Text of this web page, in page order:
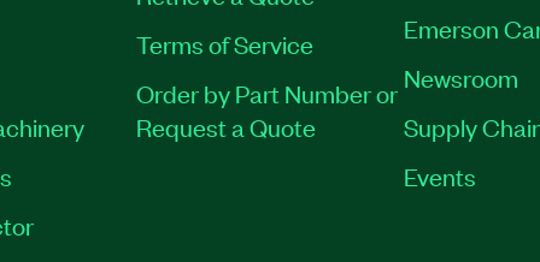
Terms of Service
Order by Part Number or
Request a Quote
Emerson
Newsroom
Supply
Events